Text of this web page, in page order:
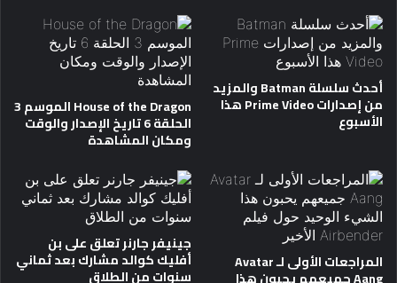
أحدث سلسلة Batman والمزيد
من إصدارات Prime Video هذا
الأسبوع
House of the Dragon الموسم 3
الحلقة 6 تاريخ الإصدار والوقت
ومكان المشاهدة
المراجعات الأولى لـ Avatar
جينيفر جارنر تعلق على بن
أفليك كوالد مشارك بعد ثماني
سنوات من الطلاق